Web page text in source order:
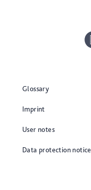
Glossary
Imprint
User notes
Data protection notice